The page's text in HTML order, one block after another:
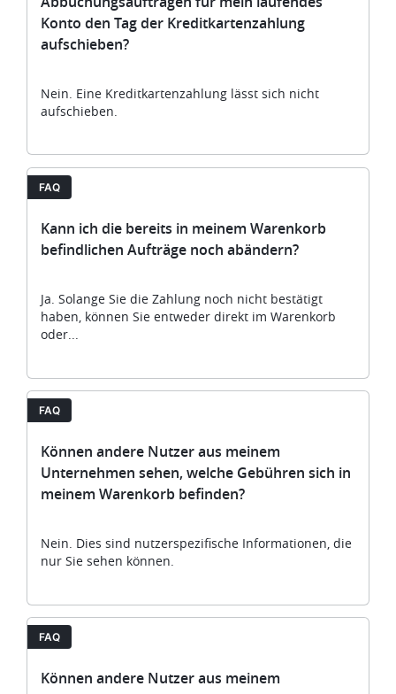
Konto den Tag der Kreditkartenzahlung
aufschieben?
Nein. Eine Kreditkartenzahlung lässt sich nicht
aufschieben.
FAQ
Kann ich die bereits in meinem Warenkorb
befindlichen Aufträge noch abändern?
Ja. Solange Sie die Zahlung noch nicht bestätigt
haben, können Sie entweder direkt im Warenkorb
oder...
FAQ
Können andere Nutzer aus meinem
Unternehmen sehen, welche Gebühren sich in
meinem Warenkorb befinden?
Nein. Dies sind nutzerspezifische Informationen, die
nur Sie sehen können.
FAQ
Können andere Nutzer aus meinem